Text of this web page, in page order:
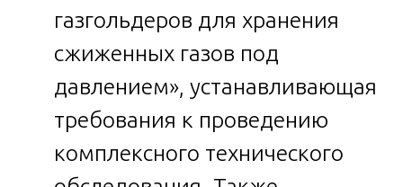
газгольдеров для хранения
сжиженных газов под
давлением», устанавливающая
требования к проведению
комплексного технического